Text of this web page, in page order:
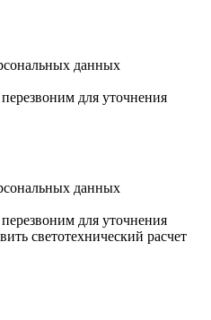
данных
для уточнения
данных
для уточнения
светотехнический расчет